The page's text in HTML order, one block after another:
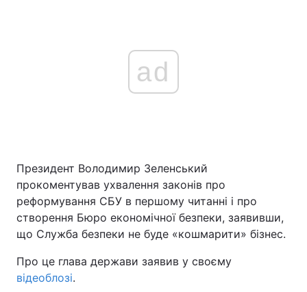
Головна Війна
Україна Політика
Економіка Світ
Спорт Наука
ad
Президент Володимир Зеленський
прокоментував ухвалення законів про
реформування СБУ в першому читанні і про
створення Бюро економічної безпеки, заявивши,
що Служба безпеки не буде «кошмарити» бізнес.
Про це глава держави заявив у своєму
відеоблозі.